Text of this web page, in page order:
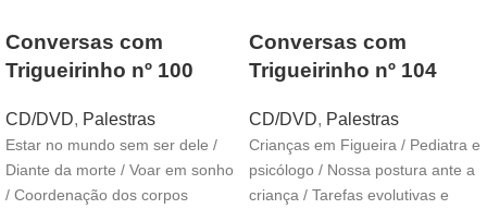
Conversas com
Trigueirinho nº 100
CD/DVD, Palestras
Estar no mundo sem ser dele /
Diante da morte / Voar em sonho
/ Coordenação dos corpos
Conversas com
Trigueirinho nº 104
CD/DVD, Palestras
Crianças em Figueira / Pediatra e
psicólogo / Nossa postura ante a
criança / Tarefas evolutivas e